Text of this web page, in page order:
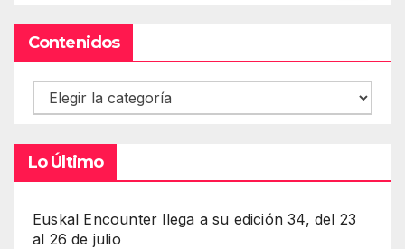
Contenidos
Contenidos
Lo Último
Euskal Encounter llega a su edición 34, del 23
al 26 de julio